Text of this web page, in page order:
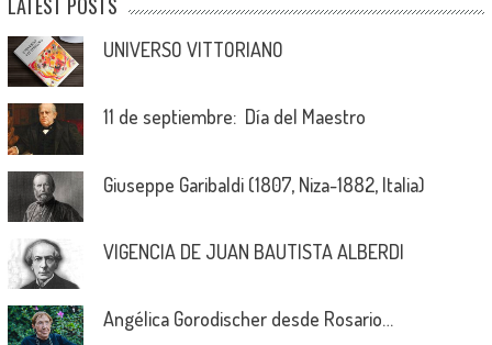
UNIVERSO VITTORIANO
11 de septiembre: Día del Maestro
Giuseppe Garibaldi (1807, Niza-1882, Italia)
VIGENCIA DE JUAN BAUTISTA ALBERDI
Angélica Gorodischer desde Rosario…